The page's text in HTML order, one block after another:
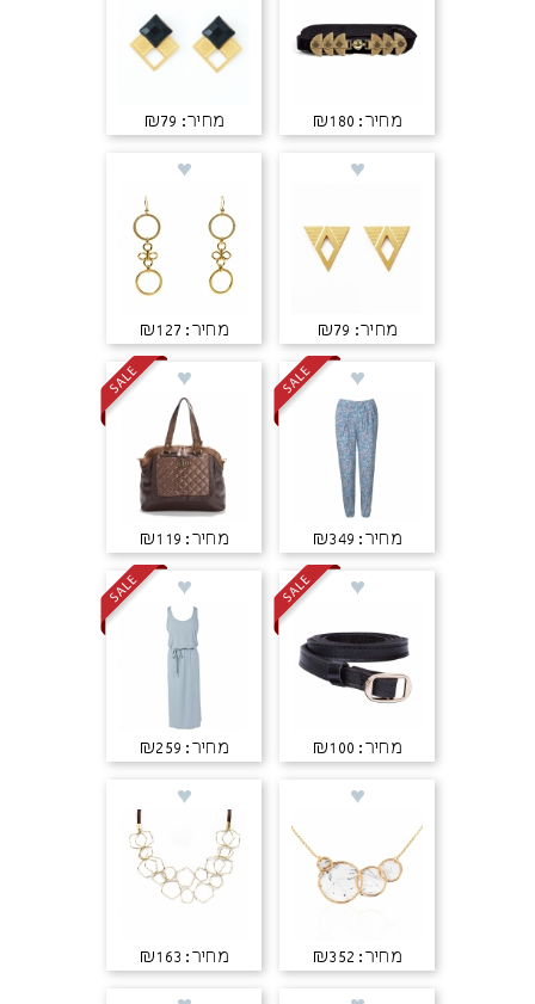
מחיר: ₪180 מחיר: ₪79
מחיר: ₪79 מחיר: ₪127
מחיר: ₪349 מחיר: ₪119
מחיר: ₪100 מחיר: ₪259
מחיר: ₪352 מחיר: ₪163